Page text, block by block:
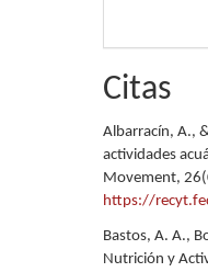
Citas
Albarracín, A.,
actividades
Movement,
https://
Bastos, A. A.,
Nutrición y